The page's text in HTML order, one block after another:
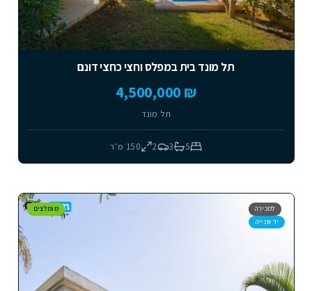
תל מונד בית במפלס וחצי כחצי דונם
₪ 4,500,000
תל מונד
5
3
2
150 מ״ר
למכירה
יד שנייה
מומלצים